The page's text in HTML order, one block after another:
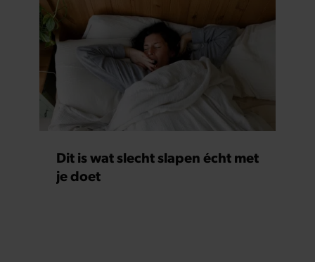
Dit is wat slecht slapen écht met
je doet